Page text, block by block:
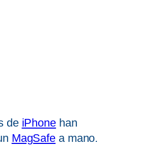
de iPhonehan
MagSafe a mano.